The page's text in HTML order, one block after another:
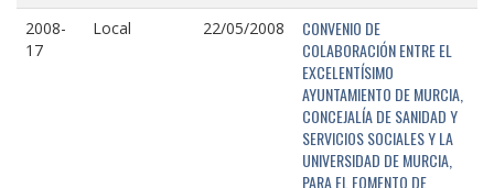
2008-
17
Local 22/05/2008
CONVENIO DE
COLABORACIÓN ENTRE EL
EXCELENTÍSIMO
AYUNTAMIENTO DE MURCIA,
CONCEJALÍA DE SANIDAD Y
SERVICIOS SOCIALES Y LA
UNIVERSIDAD DE MURCIA,
PARA EL FOMENTO DE